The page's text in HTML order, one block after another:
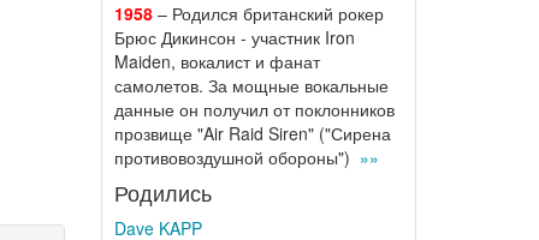
1958– Родился британский рокер
Брюс Дикинсон - участник Iron
Maiden, вокалист и фанат
самолетов. За мощные вокальные
данные он получил от поклонников
прозвище "Air Raid Siren" ("Сирена
противовоздушной обороны") »»
Родились
Dave KAPP